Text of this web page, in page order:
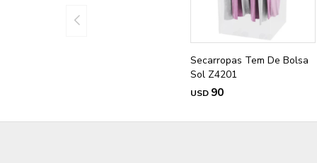
Secarropas Tem De Bolsa
Sol Z4201
USD 90